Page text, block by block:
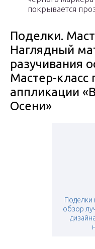
покрывается
Поделки.
Наглядный
разучивания
Мастер-
аппликации
Осени»
Поделки
обзор